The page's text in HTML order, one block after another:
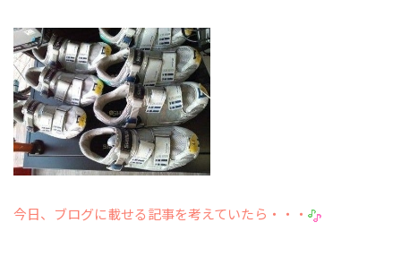
今日、ブログに載せる記事を考えていたら・・・